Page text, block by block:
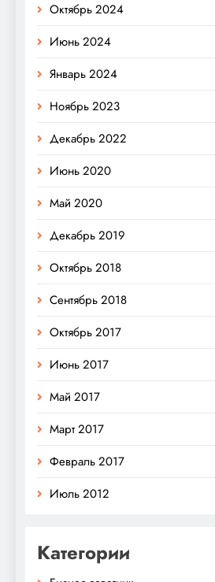
Октябрь 2024
Июнь 2024
Январь 2024
Ноябрь 2023
Декабрь 2022
Июнь 2020
Май 2020
Декабрь 2019
Октябрь 2018
Сентябрь 2018
Октябрь 2017
Июнь 2017
Май 2017
Март 2017
Февраль 2017
Июль 2012
Категории